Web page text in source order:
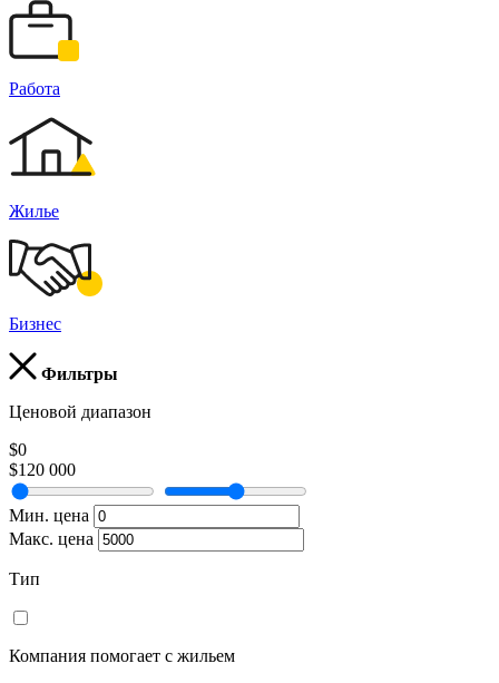
Работа
Жилье
Бизнес
Фильтры
Ценовой диапазон
$0
$120 000
Мин. цена
Макс. цена
Тип
Компания помогает с жильем